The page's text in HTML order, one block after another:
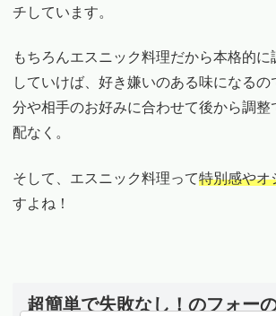
チしています。
もちろんエスニック料理だから本格的に
していけば、好き嫌いのある味になるの
分や相手のお好みに合わせて後から調整
配なく。
そして、エスニック料理って特別感やオ
すよね！
超簡単で失敗なし！のフォー